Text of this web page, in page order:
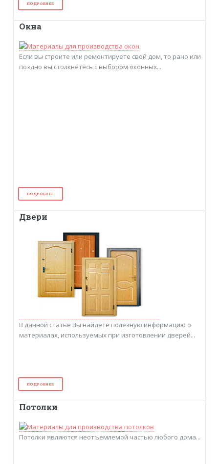
ПОДРОБНЕЕ
Окна
Если вы строите или ремонтируете свой дом, то рано или
поздно вы столкнетесь с выбором оконных...
ПОДРОБНЕЕ
Двери
В данной статье Вы найдете полезную информацию о
материалах, используемых при изготовлении дверей...
ПОДРОБНЕЕ
Потолки
Потолки являются неотъемлемой частью любого дома...